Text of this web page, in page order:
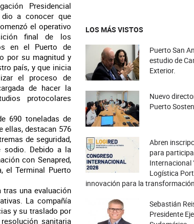
Presidencial
a conocer que
el operativo
final de los
en el Puerto de
por su magnitud y
país, y que inicia
el proceso de
de hacer la
protocolares
690 toneladas de
ellas, destacan 576
de seguridad,
sodio. Debido a la
con Senapred,
el Terminal Puerto
tras una evaluación
La compañía
y su traslado por
sanitaria
LOS MÁS VISTOS
Puerto San
estudio de
Exterior.
Nuevo
Puerto
Abren
para
Internacional
Logística
innovación para la
Sebastián
Presidente